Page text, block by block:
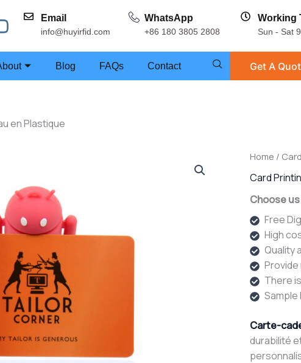
Email
info@huyirfid.com
WhatsApp
+86 180 3805 2808
Working
Sun - Sat
Blog FAQs Contact Get A
en Plastique
Home /
Card
Choose us
Free
High
Quality
There
Carte-
durabilité